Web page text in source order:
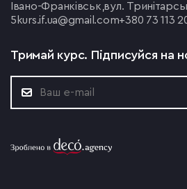
Івано-Франківськ, вул.
5 kurs.if.ua@gmail.com+380 73 113
Тримай курс. Підписуйся на